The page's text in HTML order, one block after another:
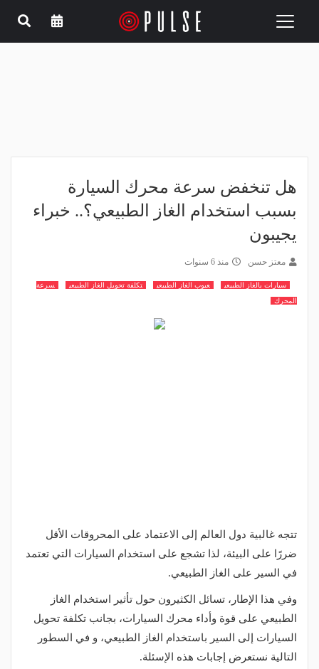
Toggle
هل تنخفض سرعة محرك السيارة
بسبب استخدام الغاز الطبيعي؟.. خبراء
يجيبون
معتز حسن منذ 6 سنوات
سيارات بالغاز الطبيعي عيوب الغاز الطبيعي تكلفة تحويل الغاز الطبيعي
سرعة
المحرك
تتجه غالبية دول العالم إلى الاعتماد على المحروقات الأقل
ضررًا على البيئة، لذا تشجع على استخدام السيارات التي تعتمد
في السير على الغاز الطبيعي.
وفي هذا الإطار، تسائل الكثيرون حول تأثير استخدام الغاز
الطبيعي على قوة وأداء محرك السيارات، بجانب تكلفة تحويل
السيارات إلى السير باستخدام الغاز الطبيعي، و في السطور
التالية نستعرض إجابات هذه الإسئلة.